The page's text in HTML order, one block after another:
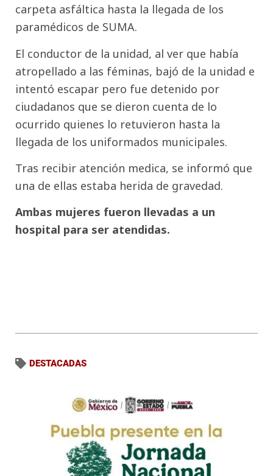
carpeta asfáltica hasta la llegada de los
paramédicos de SUMA.
El conductor de la unidad, al ver que había
atropellado a las féminas, bajó de la unidad e
intentó escapar pero fue detenido por
ciudadanos que se dieron cuenta de lo
ocurrido quienes lo retuvieron hasta la
llegada de los uniformados municipales.
Tras recibir atención medica, se informó que
una de ellas estaba herida de gravedad.
Ambas mujeres fueron llevadas a un
hospital para ser atendidas.
DESTACADAS